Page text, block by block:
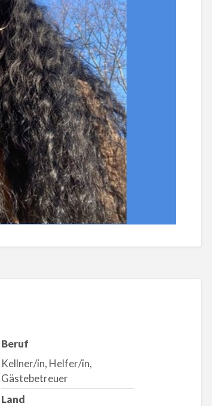
Beruf
Kellner/in, Helfer/in,
Gästebetreuer
Land